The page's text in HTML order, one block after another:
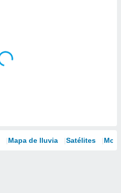
Mapa de lluvia Satélites